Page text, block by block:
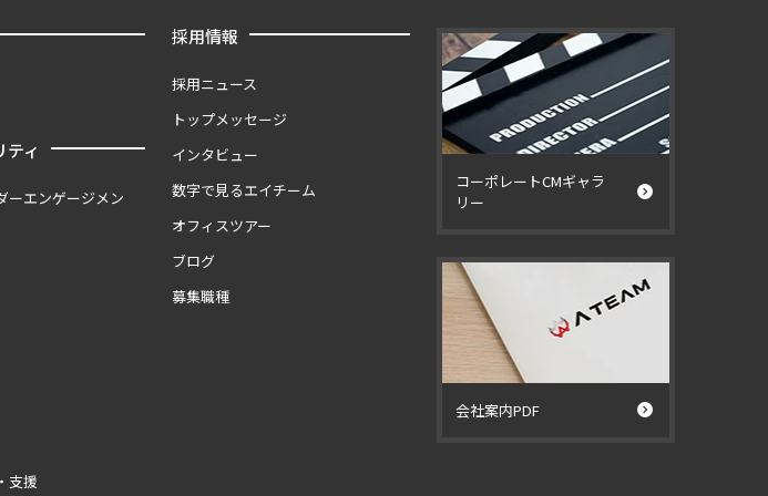
ティ
ーエンゲージメン
支援
採用情報
採用ニュース
トップメッセージ
インタビュー
数字で見るエイチーム
オフィスツアー
ブログ
募集職種
コーポレートCMギャラ
リー
会社案内PDF